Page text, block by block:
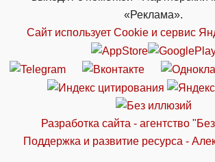
«Реклама».
Сайт использует Cookie и сервиc
Разработка сайта - агентство
Поддержка и развитие ресурса -